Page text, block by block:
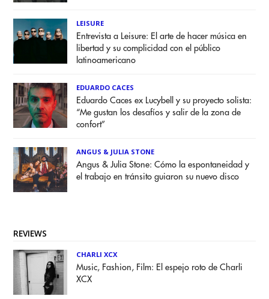
LEISURE
Entrevista a Leisure: El arte de hacer música en
libertad y su complicidad con el público
latinoamericano
EDUARDO CACES
Eduardo Caces ex Lucybell y su proyecto solista:
“Me gustan los desafíos y salir de la zona de
confort”
ANGUS & JULIA STONE
Angus & Julia Stone: Cómo la espontaneidad y
el trabajo en tránsito guiaron su nuevo disco
REVIEWS
CHARLI XCX
Music, Fashion, Film: El espejo roto de Charli
XCX